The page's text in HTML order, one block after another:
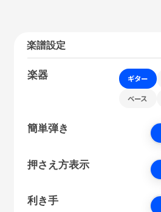
楽譜設定
楽器 ギター
ベース
簡単弾き
押さえ方表示
利き手